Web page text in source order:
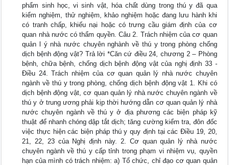
phẩm sinh học, vi sinh vật, hóa chất dùng trong thú y đã qua
kiểm nghiệm, thử nghiệm, khảo nghiệm hoặc đang lưu hành khi
có tranh chấp, khiếu nại hoặc có trưng cầu giám định của cơ
quan nhà nước có thẩm quyền. Câu 2. Trách nhiệm của cơ quan
quản l ý nhà nước chuyên nghành về thú y trong phòng chống
dịch bệnh động vật? Trả lời *Căn cứ điều 24, chương 2 – Phòng
bệnh, chữa bệnh, chống dịch bệnh động vật của nghị định 33 -
Điều 24. Trách nhiệm của cơ quan quản lý nhà nước chuyên
ngành về thú y trong phòng, chống dịch bệnh động vật 1. Khi có
dịch bệnh động vật, cơ quan quản lý nhà nước chuyên ngành về
thú y ở trung ương phải kịp thời hướng dẫn cơ quan quản lý nhà
nước chuyên ngành về thú y ở địa phương các biện pháp kỹ
thuật để nhanh chóng dập tắt dịch; tăng cường kiểm tra, đôn đốc
việc thực hiện các biện pháp thú y quy định tại các Điều 19, 20,
21, 22, 23 của Nghị định này. 2. Cơ quan quản lý nhà nước
chuyên ngành về thú y cấp tỉnh trong phạm vi nhiệm vụ, quyền
hạn của mình có trách nhiệm: a) Tổ chức, chỉ đạo cơ quan quản